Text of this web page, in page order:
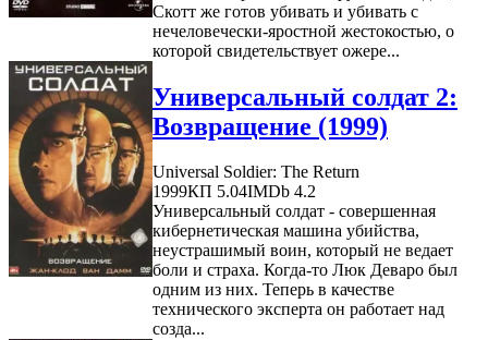
Скотт же готов убивать и убивать с
нечеловечески-яростной жестокостью, о
которой свидетельствует ожере...
Универсальный солдат 2:
Возвращение (1999)
Universal Soldier: The Return
1999КП 5.04IMDb 4.2
Универсальный солдат - совершенная
кибернетическая машина убийства,
неустрашимый воин, который не ведает
боли и страха. Когда-то Люк Деваро был
одним из них. Теперь в качестве
технического эксперта он работает над
созда...